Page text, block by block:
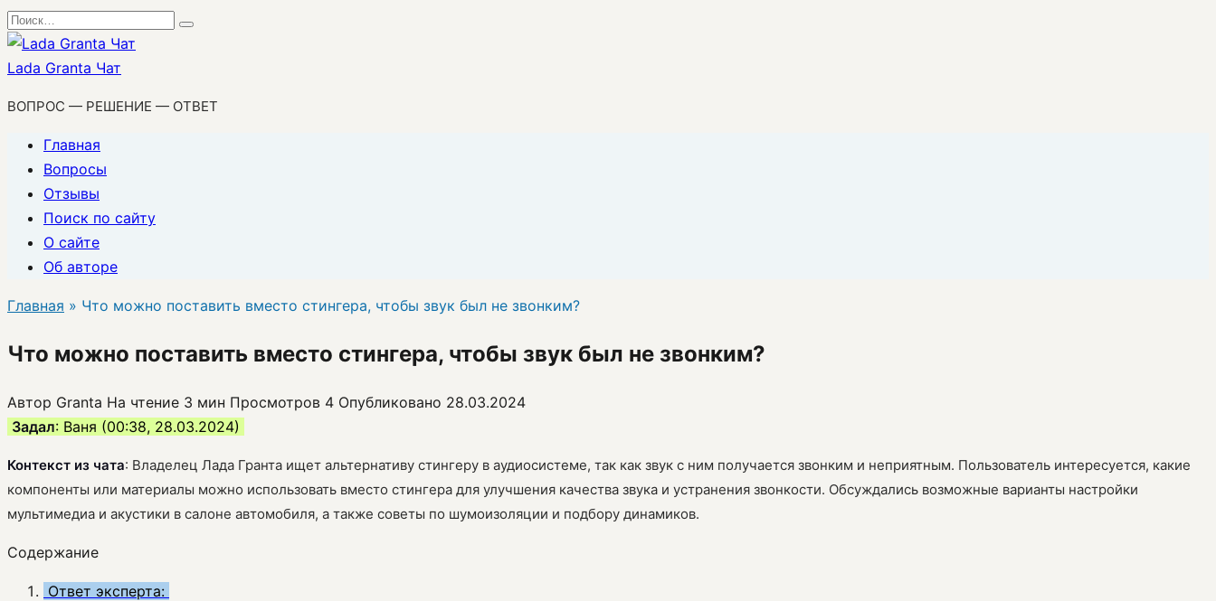
Перейти
к
содержанию
Search
for:
Lada Granta Чат
ВОПРОС — РЕШЕНИЕ — ОТВЕТ
Главная
Вопросы
Отзывы
Поиск по сайту
О сайте
Об авторе
Главная » Что можно поставить вместо стингера, чтобы звук был не звонким?
Что можно поставить вместо стингера, чтобы звук был не звонким?
Автор Granta На чтение 3 мин Просмотров 4 Опубликовано 28.03.2024
Задал: Ваня (00:38, 28.03.2024)
Контекст из чата: Владелец Лада Гранта ищет альтернативу стингеру в аудиосистеме, так как звук с ним получается звонким и неприятным. Пользователь интересуется, какие
компоненты или материалы можно использовать вместо стингера для улучшения качества звука и устранения звонкости. Обсуждались возможные варианты настройки
мультимедиа и акустики в салоне автомобиля, а также советы по шумоизоляции и подбору динамиков.
Содержание
Ответ эксперта: